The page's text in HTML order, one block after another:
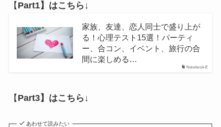
【 Part1】はこちら↓
Notebook-E
家族、友達、恋人同士で盛り上が
る！心理テスト15選！パーティ
ー、合コン、イベント、旅行の合
間に楽しめる…
【 Part3】はこちら↓
あわせて読みたい